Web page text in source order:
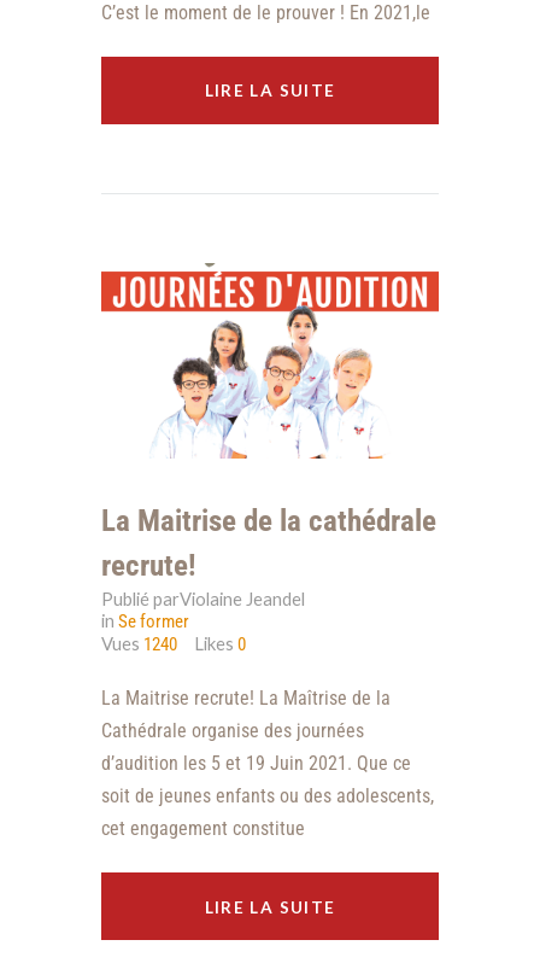
C’est le moment de le prouver ! En 2021,le
LIRE LA SUITE
La Maitrise de la cathédrale
recrute!
Publié parViolaine Jeandel
in Se former
Vues 1240 Likes0
La Maitrise recrute! La Maîtrise de la
Cathédrale organise des journées
d’audition les 5 et 19 Juin 2021. Que ce
soit de jeunes enfants ou des adolescents,
cet engagement constitue
LIRE LA SUITE